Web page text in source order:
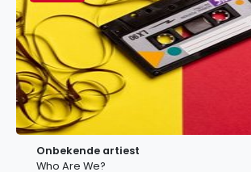
Onbekende artiest
Who Are We?